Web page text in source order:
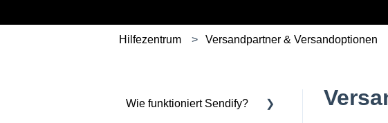
Hilfezentrum Versandpartner & Versandoptionen
Wie funktioniert Sendify?